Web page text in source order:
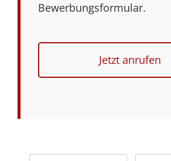
Bewerbungsformular.
Jetzt anru­fen